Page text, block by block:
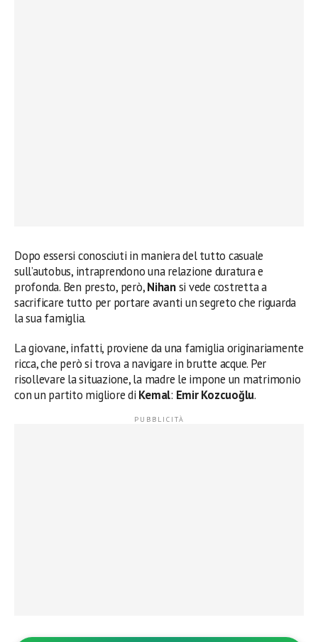
Dopo essersi conosciuti in maniera del tutto casuale
sull’autobus, intraprendono una relazione duratura e
profonda. Ben presto, però,Nihansi vede costretta a
sacrificare tutto per portare avanti un segreto che riguarda
la sua famiglia.
La giovane, infatti, proviene da una famiglia originariamente
ricca, che però si trova a navigare in brutte acque. Per
risollevare la situazione, la madre le impone un matrimonio
con un partito migliore di Kemal: Emir Kozcuoğlu.